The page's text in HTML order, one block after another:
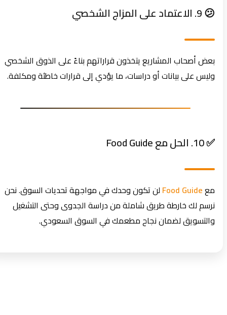
بعض أصحاب المشاريع يتخذون قراراتهم بناءً على الذوق الشخصي
وليس على بيانات أو دراسات، ما يؤدي إلى قرارات خاطئة ومكلفة.
Food Guideلن تكون وحدك في مواجهة تحديات السوق. نحن
نرسم لك خارطة طريق شاملة من دراسة الجدوى وحتى التشغيل
والتسويق لضمان نجاح مطعمك في السوق السعودي.